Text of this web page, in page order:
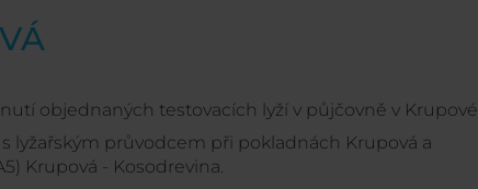
objednaných testovacích lyží v půjčovně v
s lyžařským průvodcem při pokladnách Krupová a
Krupová - Kosodrevina.